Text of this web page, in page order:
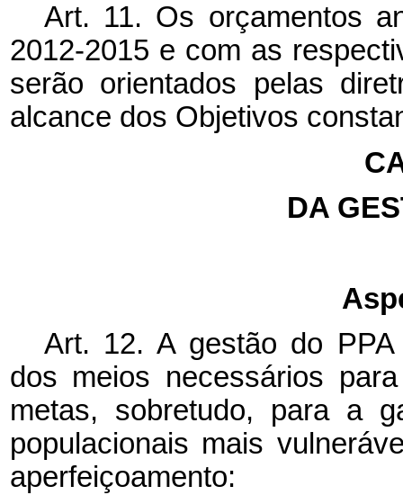
Art. 11. Os orçamentos
2012-2015 e com as
serão orientados pelas
alcance dos Objetivos
DA
Art. 12. A gestão do
dos meios necessários
metas, sobretudo, para a
populacionais mais
aperfeiçoamento: